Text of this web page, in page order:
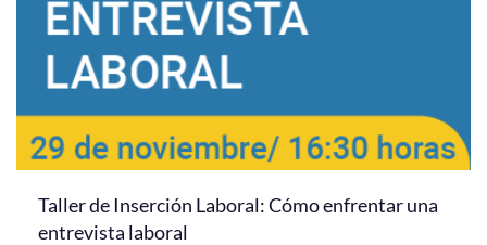
Taller de Inserción Laboral: Cómo enfrentar una
entrevista laboral